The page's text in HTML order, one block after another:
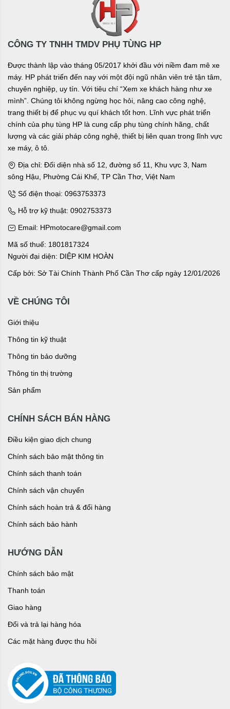
CÔNG TY TNHH TMDV PHỤ TÙNG HP
Được thành lập vào tháng 05/2017 khởi đầu với niềm đam mê xe
máy. HP phát triển đến nay với một đội ngũ nhân viên trẻ tận tâm,
chuyên nghiệp, uy tín. Với tiêu chí “Xem xe khách hàng như xe
mình”. Chúng tôi không ngừng học hỏi, nâng cao công nghệ,
trang thiết bị để phục vụ quí khách tốt hơn. Lĩnh vực phát triển
chính của phụ tùng HP là cung cấp phụ tùng chính hãng, chất
lượng và các giải pháp công nghệ, thiết bị liên quan trong lĩnh vực
xe máy, ô tô.
Địa chỉ: Đối diện nhà số 12, đường số 11, Khu vực 3, Nam
sông Hậu, Phường Cái Khế, TP Cần Thơ, Việt Nam
Số điện thoại: 0963753373
Hỗ trợ kỹ thuật: 0902753373
Email: HPmotocare@gmail.com
Mã số thuế: 1801817324
Người đại diện: DIỆP KIM HOÀN
Cấp bởi: Sở Tài Chính Thành Phố Cần Thơ cấp ngày 12/01/2026
VỀ CHÚNG TÔI
Giới thiệu
Thông tin kỹ thuật
Thông tin bảo dưỡng
Thông tin thị trường
Sản phẩm
CHÍNH SÁCH BÁN HÀNG
Điều kiện giao dịch chung
Chính sách bảo mật thông tin
Chính sách thanh toán
Chính sách vận chuyển
Chính sách hoàn trả & đổi hàng
Chính sách bảo hành
HƯỚNG DẪN
Chính sách bảo mật
Thanh toán
Giao hàng
Đổi và trả lại hàng hóa
Các mặt hàng được thu hồi